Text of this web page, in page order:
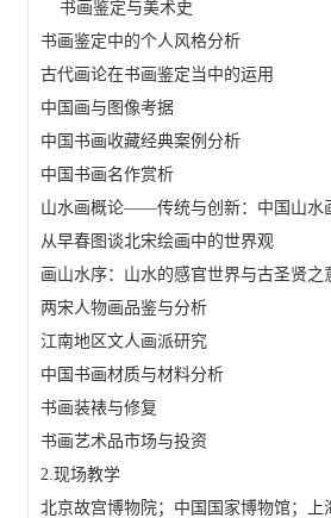
书画鉴定与美术史
书画鉴定中的个人风格分析
古代画论在书画鉴定当中的运用
中国画与图像考据
中国书画收藏经典案例分析
中国书画名作赏析
山水画概论——传统与创新：中国山水
从早春图谈北宋绘画中的世界观
画山水序：山水的感官世界与古圣贤之
两宋人物画品鉴与分析
江南地区文人画派研究
中国书画材质与材料分析
书画装裱与修复
书画艺术品市场与投资
2.现场教学
北京故宫博物院；中国国家博物馆；上